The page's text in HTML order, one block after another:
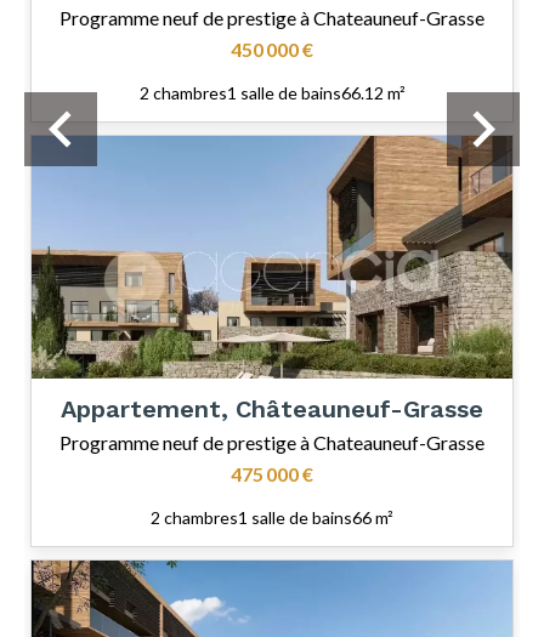
Programme neuf de prestige à Chateauneuf-Grasse
450 000 €
2 chambres1 salle de bains66.12 m²
Appartement, Châteauneuf-Grasse
Programme neuf de prestige à Chateauneuf-Grasse
475 000 €
2 chambres1 salle de bains66 m²